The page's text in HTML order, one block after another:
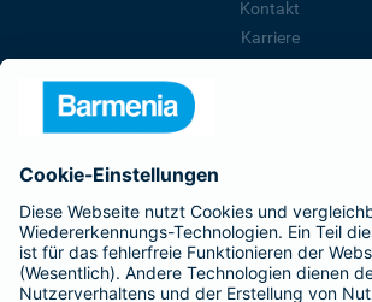
Kontakt
Karriere
Barmenia ist Teil der
BELIEBTE SEITEN
Kranken-